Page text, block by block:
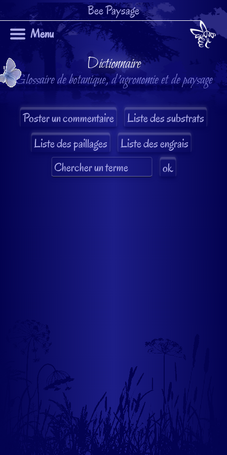
Bee Paysage
Menu
Dictionnaire
Glossaire de botanique, d'agronomie et de paysage
Liste des substrats
Liste des paillages
Liste des engrais